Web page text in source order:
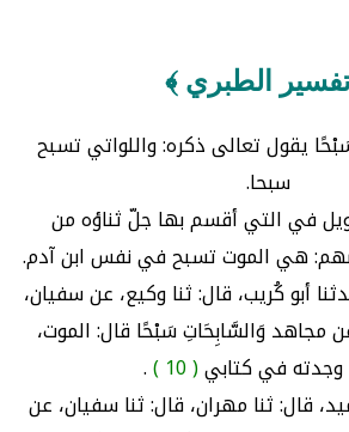
الطبري ﴾
يقول تعالى ذكره: واللواتي تسبح
سبحا.
في التي أقسم بها جلّ ثناؤه من
هي الموت تسبح في نفس ابن آدم.
أبو كُريب، قال: ثنا وكيع، عن سفيان،
مجاهد وَالسَّابِحَاتِ سَبْحًا قال: الموت،
في كتابي( 10 )
.
قال: ثنا مهران، قال: ثنا سفيان، عن